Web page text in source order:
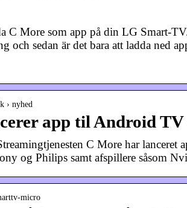
C More som app på din LG Smart-
och sedan är det bara att ladda ned
› nyhed
app til Android
C More har lanceret
og Philips samt afspillere såsom
micro